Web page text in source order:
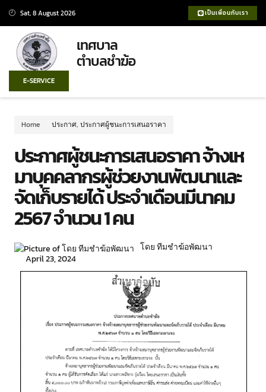
Sat, 8 August 2026 เป็นเพื่อนกับเรา
เทศบาล
ตำบลชำฆ้อ
E-SERVICE
Home ประกาศ, ประกาศผู้ชนะการเสนอราคา
ประกาศผู้ชนะการเสนอราคา จ้างเห
มาบุคคลากรผู้ช่วยงานพัฒนาและ
จัดเก็บรายได้ ประจำเดือนมีนาคม
2567 จำนวน 1 คน
โดย ทีมชำฆ้อพัฒนา
April 23, 2024